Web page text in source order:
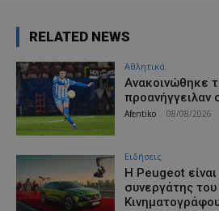
RELATED NEWS
Αθλητικά
Aνακοινώθηκε
προανήγγειλαν
Afentiko 08/08/2026
Ειδήσεις
Η Peugeot
συνεργάτης